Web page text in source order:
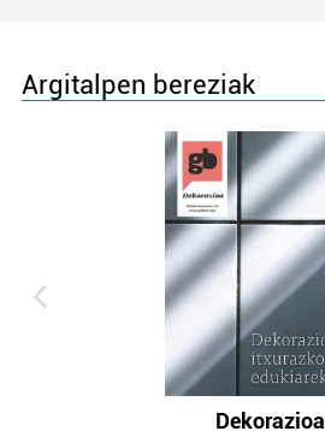
Argitalpen bereziak
Dekorazioa